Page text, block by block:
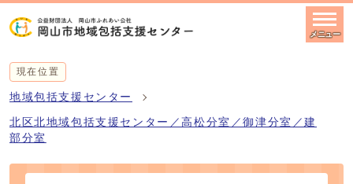
メニュー
現在位置
地域包括支援センター
北区北地域包括支援センター／高松分室／御津分室／建
部分室